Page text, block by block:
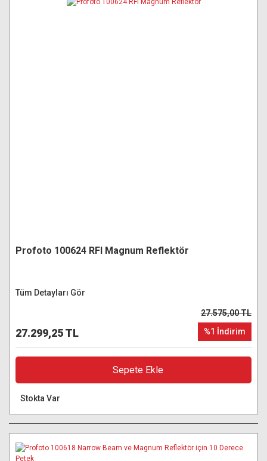
Profoto 100624 RFI Magnum Reflektör
Tüm Detayları Gör
27.299,25 TL
27.575,00 TL
%1 İndirim
Sepete Ekle
Stokta Var